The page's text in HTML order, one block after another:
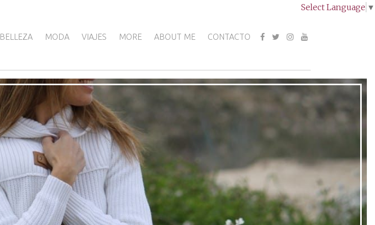
Select Language ▼
BELLEZA MODA VIAJES MORE ABOUT ME CONTACTO